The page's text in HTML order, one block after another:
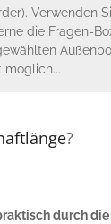
Verwenden
die Fragen-
?
durch die